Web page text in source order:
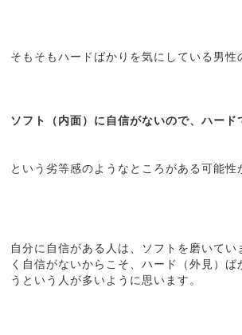
そもそもハードばかりを気にしている男性
ソフト（内面）に自信がないので、ハード
という劣等感のようなところがある可能性
自分に自信がある人は、ソフトを磨いてい
く自信がないからこそ、ハード（外見）ば
うという人が多いように思います。